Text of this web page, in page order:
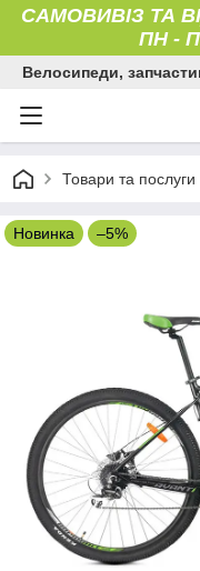
САМОВИВІЗ ТА
ПН -
Велосипеди,
Товари та послуги
Новинка –5%